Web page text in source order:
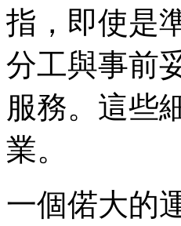
指，即使是
分工與事前
服務。這些
業。
一個偌大的